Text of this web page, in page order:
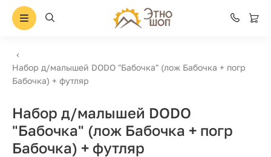
Набор д/малышей DODO "Бабочка" (лож Бабочка + погр
Бабочка) + футляр
Набор д/малышей DODO
"Бабочка" (лож Бабочка + погр
Бабочка) + футляр